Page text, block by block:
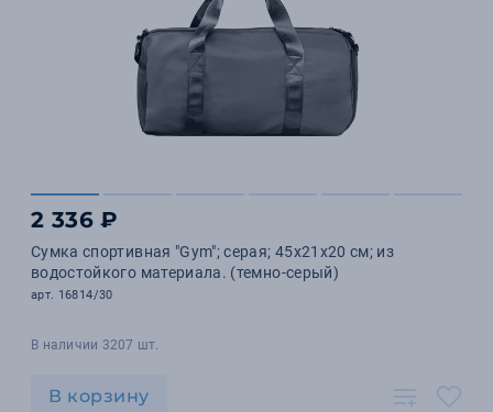
2 336 ₽
Сумка спортивная "Gym"; серая; 45х21х20 см; из
водостойкого материала. (темно-серый)
арт. 16814/30
В наличии 3207 шт.
В корзину